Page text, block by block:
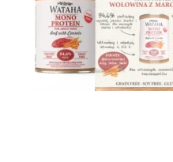
Statystyczne pliki cookie
zrozumieć, w jaki sposób różni
gromadząc i zgłaszając